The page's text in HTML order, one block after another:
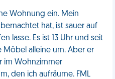
Wohnung ein. Mein
hat, ist sauer auf
lasse. Es ist 13 Uhr und seit
alleine um. Aber er
im Wohnzimmer
den ich aufräume. FML